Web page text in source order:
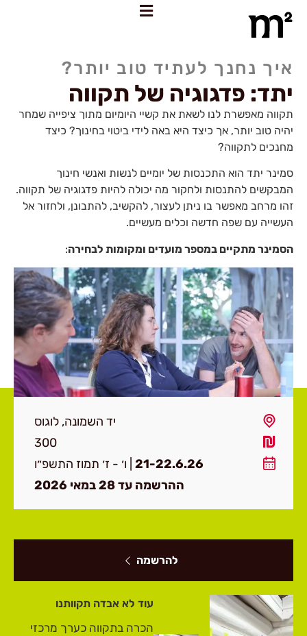
איך נחנך לעתיד טוב יותר?
יתד: פדגוגיה של תקווה
תקווה מאפשרת לנו לשאת את קשיי היומיום מתוך ציפייה שמחר
יהיה טוב יותר, אך כיצד היא באה לידי ביטוי בחינוך? כיצד
מחנכים לתקווה?
סמינר יתד הוא התכנסות של יומיים לנשות ואנשי חינוך
המבקשים להתנסות ולחקור מה יכולה להיות פדגוגיה של תקווה.
זהו מרחב מאפשר בו ניתן לעצור, להקשיב, להתבונן, ולחזור אל
העשייה עם שפה חדשה וכלים מעשיים.
הסמינר מתקיים במספר מועדים ומקומות לבחירה:
יד השמונה, לוגוס
300
21-22.6.26| ו׳ - ז׳ תמוז התשפ״ו
ההרשמה עד 28 במאי 2026
להרשמה
עוד לא אבדה תקוותנו
הכרה בתקווה כערך מרכזי